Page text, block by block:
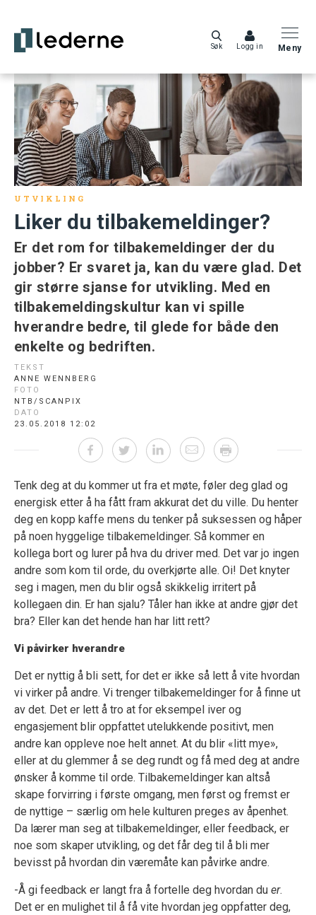
Søk Logg in Meny
UTVIKLING
Liker du tilbakemeldinger?
Er det rom for tilbakemeldinger der du
jobber? Er svaret ja, kan du være glad. Det
gir større sjanse for utvikling. Med en
tilbakemeldingskultur kan vi spille
hverandre bedre, til glede for både den
enkelte og bedriften.
TEKST
ANNE WENNBERG
FOTO
NTB/SCANPIX
DATO
23.05.2018 12:02
Tenk deg at du kommer ut fra et møte, føler deg glad og
energisk etter å ha fått fram akkurat det du ville. Du henter
deg en kopp kaffe mens du tenker på suksessen og håper
på noen hyggelige tilbakemeldinger. Så kommer en
kollega bort og lurer på hva du driver med. Det var jo ingen
andre som kom til orde, du overkjørte alle. Oi! Det knyter
seg i magen, men du blir også skikkelig irritert på
kollegaen din. Er han sjalu? Tåler han ikke at andre gjør det
bra? Eller kan det hende han har litt rett?
Vi påvirker hverandre
Det er nyttig å bli sett, for det er ikke så lett å vite hvordan
vi virker på andre. Vi trenger tilbakemeldinger for å finne ut
av det. Det er lett å tro at for eksempel iver og
engasjement blir oppfattet utelukkende positivt, men
andre kan oppleve noe helt annet. At du blir «litt mye»,
eller at du glemmer å se deg rundt og få med deg at andre
ønsker å komme til orde. Tilbakemeldinger kan altså
skape forvirring i første omgang, men først og fremst er
de nyttige – særlig om hele kulturen preges av åpenhet.
Da lærer man seg at tilbakemeldinger, eller feedback, er
noe som skaper utvikling, og det får deg til å bli mer
bevisst på hvordan din væremåte kan påvirke andre.
-Å gi feedback er langt fra å fortelle deg hvordan du er.
Det er en mulighet til å få vite hvordan jeg oppfatter deg,